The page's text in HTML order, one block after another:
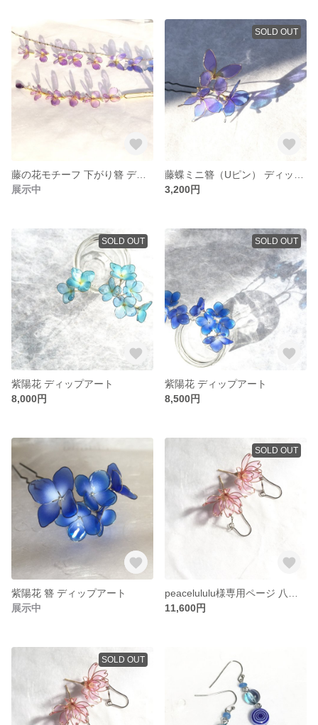
藤の花モチーフ 下がり簪 ディップアート
展示中
SOLD OUT
3,200円
SOLD OUT
紫陽花 ディップアート
8,000円
SOLD OUT
紫陽花 ディップアート
8,500円
紫陽花 簪 ディップアート
展示中
SOLD OUT
11,600円
SOLD OUT